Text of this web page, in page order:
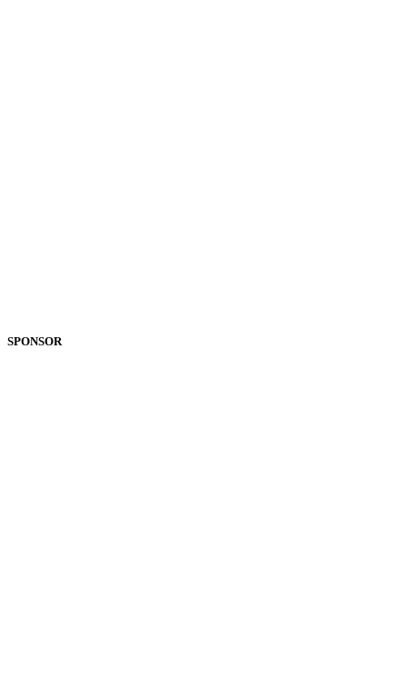
SPONSOR